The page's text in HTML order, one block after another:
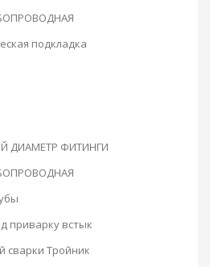
подкладка
ДИАМЕТР ФИТИНГИ
приварку встык
сварки Тройник